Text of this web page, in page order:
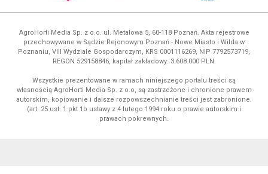
AgroHorti Media Sp. z o.o. ul. Metalowa 5, 60-118 Poznań. Akta rejestrowe
przechowywane w Sądzie Rejonowym Poznań - Nowe Miasto i Wilda w
Poznaniu, VIII Wydziale Gospodarczym, KRS 0001116269, NIP 7792573719,
REGON 529158846, kapitał zakładowy: 3.608.000 PLN.
Wszystkie prezentowane w ramach niniejszego portalu treści są
własnością AgroHorti Media Sp. z o.o, są zastrzeżone i chronione prawem
autorskim, kopiowanie i dalsze rozpowszechnianie treści jest zabronione.
(art. 25 ust. 1 pkt 1b ustawy z 4 lutego 1994 roku o prawie autorskim i
prawach pokrewnych.